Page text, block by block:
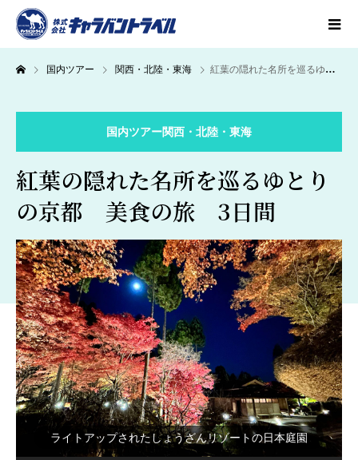
国内ツアー 関西・北陸・東海 紅葉の隠れた名所を巡るゆとりの京都 美食の旅 3日間
国内ツアー関西・北陸・東海
紅葉の隠れた名所を巡るゆとり
の京都 美食の旅 3日間
ライトアップされたしょうざんリゾートの日本庭園